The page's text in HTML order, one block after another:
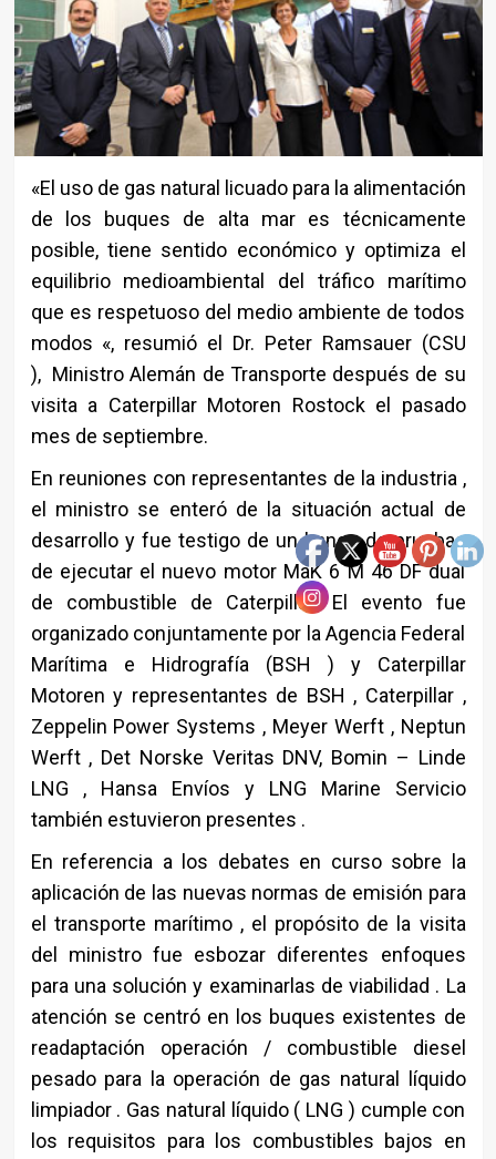
«El uso de gas natural licuado para la alimentación
de los buques de alta mar es técnicamente
posible, tiene sentido económico y optimiza el
equilibrio medioambiental del tráfico marítimo
que es respetuoso del medio ambiente de todos
modos «, resumió el Dr. Peter Ramsauer (CSU
), Ministro Alemán de Transporte después de su
visita a Caterpillar Motoren Rostock el pasado
mes de septiembre.
En reuniones con representantes de la industria ,
el ministro se enteró de la situación actual de
desarrollo y fue testigo de un banco de pruebas
de ejecutar el nuevo motor MaK 6 M 46 DF dual
de combustible de Caterpillar. El evento fue
organizado conjuntamente por la Agencia Federal
Marítima e Hidrografía (BSH ) y Caterpillar
Motoren y representantes de BSH , Caterpillar ,
Zeppelin Power Systems , Meyer Werft , Neptun
Werft , Det Norske Veritas DNV, Bomin – Linde
LNG , Hansa Envíos y LNG Marine Servicio
también estuvieron presentes .
En referencia a los debates en curso sobre la
aplicación de las nuevas normas de emisión para
el transporte marítimo , el propósito de la visita
del ministro fue esbozar diferentes enfoques
para una solución y examinarlas de viabilidad . La
atención se centró en los buques existentes de
readaptación operación / combustible diesel
pesado para la operación de gas natural líquido
limpiador . Gas natural líquido ( LNG ) cumple con
los requisitos para los combustibles bajos en